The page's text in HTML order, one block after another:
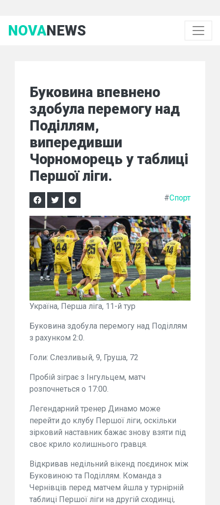
NOVANEWS
Буковина впевнено
здобула перемогу над
Поділлям,
випередивши
Чорноморець у таблиці
Першої ліги.
#Спорт
Україна, Перша ліга, 11-й тур
Буковина здобула перемогу над Поділлям
з рахунком 2:0.
Голи: Слезливый, 9, Груша, 72
Пробій зіграє з Інгульцем, матч
розпочнеться о 17:00.
Легендарний тренер Динамо може
перейти до клубу Першої ліги, оскільки
зірковий наставник бажає знову взяти під
своє крило колишнього гравця.
Відкривав недільний вікенд поєдинок між
Буковиною та Поділлям. Команда з
Чернівців перед матчем йшла у турнірній
таблиці Першої ліги на другій сходинці,